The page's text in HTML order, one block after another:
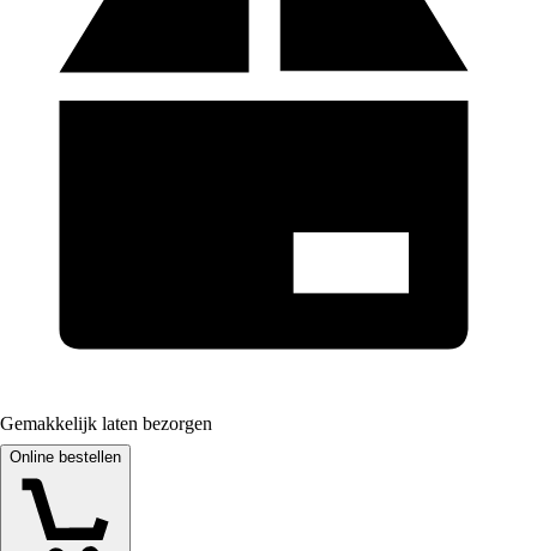
Gemakkelijk laten bezorgen
Online bestellen